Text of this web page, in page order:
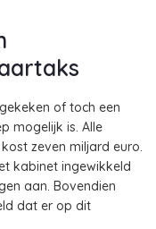
of toch een
mogelijk is. Alle
zeven miljard euro.
kabinet ingewikkeld
aan. Bovendien
dat er op dit